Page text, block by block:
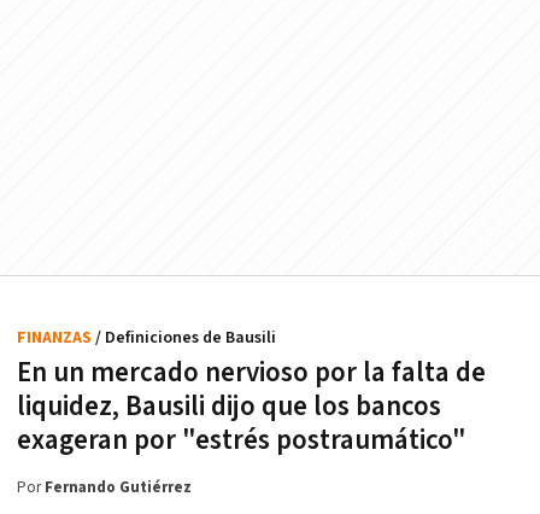
En un mercado nervioso por la falta de
liquidez, Bausili dijo que los bancos
exageran por "estrés postraumático"
FINANZAS / Definiciones de Bausili
PorFernando Gutiérrez